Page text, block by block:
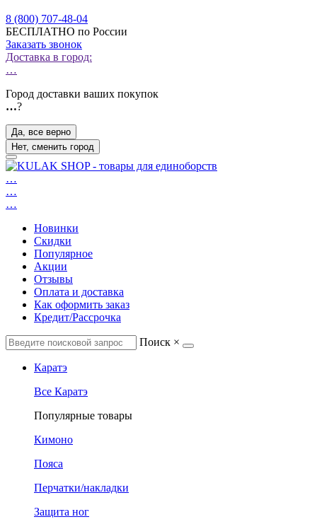
8 (800) 707-48-04
БЕСПЛАТНО по России
Заказать звонок
Доставка в город:
…
Город доставки ваших покупок
…?
Да, все верно
Нет, сменить город
…
…
…
Новинки
Скидки
Популярное
Акции
Отзывы
Оплата и доставка
Как оформить заказ
Кредит/Рассрочка
Поиск ×
Каратэ
Все Каратэ
Популярные товары
Кимоно
Пояса
Перчатки/накладки
Защита ног